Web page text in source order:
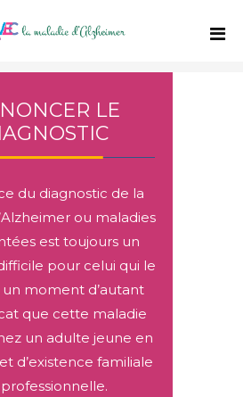
LE
du diagnostic de la
ou maladies
est toujours un
pour celui qui le
moment d’autant
que cette maladie
un adulte jeune en
d’existence familiale